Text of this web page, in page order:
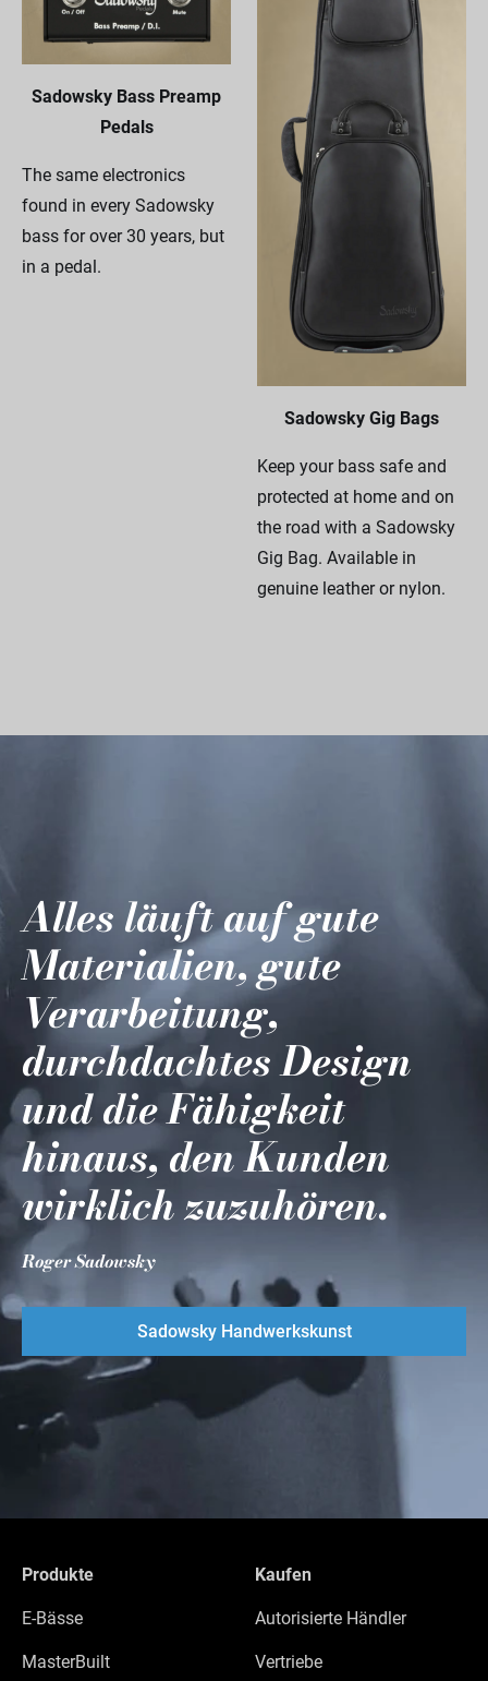
Sadowsky Bass Preamp
Pedals
The same electronics
found in every Sadowsky
bass for over 30 years, but
in a pedal.
Sadowsky Gig Bags
Keep your bass safe and
protected at home and on
the road with a Sadowsky
Gig Bag. Available in
genuine leather or nylon.
Alles läuft auf gute
Materialien, gute
Verarbeitung,
durchdachtes Design
und die Fähigkeit
hinaus, den Kunden
wirklich zuzuhören.
Roger Sadowsky
Sadowsky Handwerkskunst
Produkte
E-Bässe
MasterBuilt
Kaufen
Autorisierte Händler
Vertriebe